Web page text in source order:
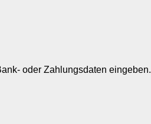
oder Zahlungsdaten eingeben.